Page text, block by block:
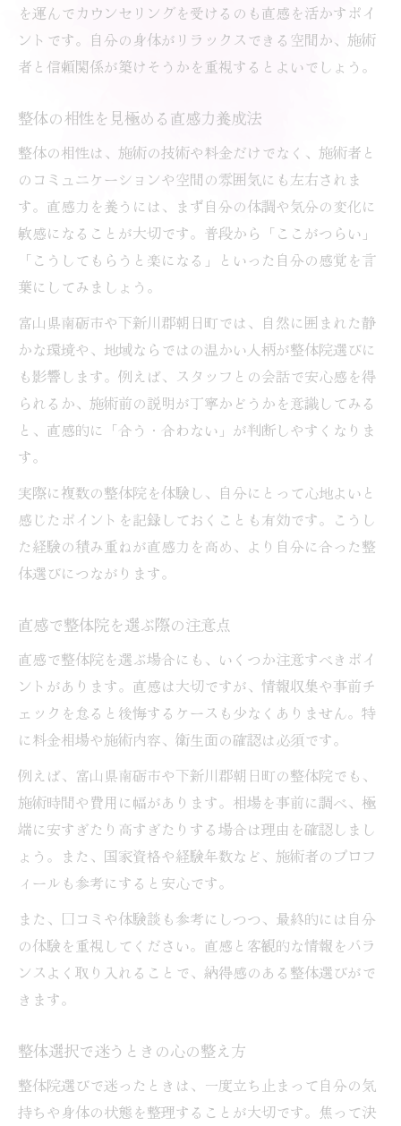
地域密着型整体院の費用比較ポイント
安心できる整体院の見極めポイント
整体院の安全性を判断するチェック項目
整体選びで重視したい衛生と対応力
整体院の口コミや評判の活用法
安心して整体を受けるための事前確認
整体とリラクゼーションの違いを知る
整体とリラクゼーションの選び方比較
悩みに合わせた整体と癒しの使い分け方
整体施術とマッサージの特徴を解説
を運んでカウンセリングを受けるのも直感を活かすポイ
ントです。自分の身体がリラックスできる空間か、施術
者と信頼関係が築けそうかを重視するとよいでしょう。
整体の相性を見極める直感力養成法
整体の相性は、施術の技術や料金だけでなく、施術者と
のコミュニケーションや空間の雰囲気にも左右されま
す。直感力を養うには、まず自分の体調や気分の変化に
敏感になることが大切です。普段から「ここがつらい」
「こうしてもらうと楽になる」といった自分の感覚を言
葉にしてみましょう。
富山県南砺市や下新川郡朝日町では、自然に囲まれた静
かな環境や、地域ならではの温かい人柄が整体院選びに
も影響します。例えば、スタッフとの会話で安心感を得
られるか、施術前の説明が丁寧かどうかを意識してみる
と、直感的に「合う・合わない」が判断しやすくなりま
す。
実際に複数の整体院を体験し、自分にとって心地よいと
感じたポイントを記録しておくことも有効です。こうし
た経験の積み重ねが直感力を高め、より自分に合った整
体選びにつながります。
直感で整体院を選ぶ際の注意点
直感で整体院を選ぶ場合にも、いくつか注意すべきポイ
ントがあります。直感は大切ですが、情報収集や事前チ
ェックを怠ると後悔するケースも少なくありません。特
に料金相場や施術内容、衛生面の確認は必須です。
例えば、富山県南砺市や下新川郡朝日町の整体院でも、
施術時間や費用に幅があります。相場を事前に調べ、極
端に安すぎたり高すぎたりする場合は理由を確認しまし
ょう。また、国家資格や経験年数など、施術者のプロフ
ィールも参考にすると安心です。
また、口コミや体験談も参考にしつつ、最終的には自分
の体験を重視してください。直感と客観的な情報をバラ
ンスよく取り入れることで、納得感のある整体選びがで
きます。
整体選択で迷うときの心の整え方
整体院選びで迷ったときは、一度立ち止まって自分の気
持ちや身体の状態を整理することが大切です。焦って決